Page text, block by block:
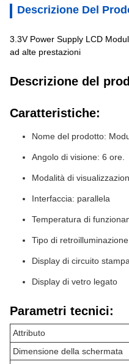
Descrizione Del
3.3V Power Supply LCD
ad alte prestazioni
Descrizione del
Caratteristiche:
Nome del prodotto:
Angolo di visione: 6 ore.
Modalità di
Interfaccia: parallela
Temperatura di
Tipo di
Display di circuito
Display di vetro legato
Parametri tecnici:
Attributo
Dimensione della schermata